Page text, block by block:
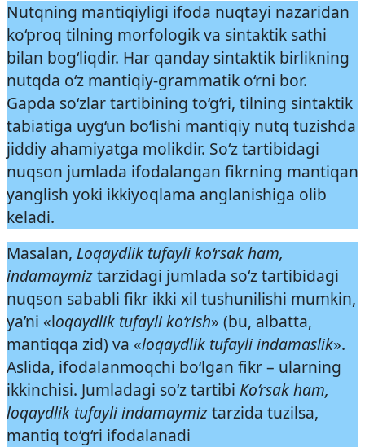
Nutqning mantiqiyligi ifoda nuqtayi nazaridan
ko‘proq tilning morfologik va sintaktik sathi
bilan bog‘liqdir. Har qanday sintaktik birlikning
nutqda o‘z mantiqiy-grammatik o‘rni bor.
Gapda so‘zlar tartibining to‘g‘ri, tilning sintaktik
tabiatiga uyg‘un bo‘lishi mantiqiy nutq tuzishda
jiddiy ahamiyatga molikdir. So‘z tartibidagi
nuqson jumlada ifodalangan fikrning mantiqan
yanglish yoki ikkiyoqlama anglanishiga olib
keladi.
Masalan, Loqaydlik tufayli ko‘rsak ham,
indamaymiztarzidagi jumlada so‘z tartibidagi
nuqson sababli fikr ikki xil tushunilishi mumkin,
ya’ni «loqaydlik tufayli ko‘rish» (bu, albatta,
mantiqqa zid) va «loqaydlik tufayli indamaslik».
Aslida, ifodalanmoqchi bo‘lgan fikr – ularning
ikkinchisi. Jumladagi so‘z tartibi Ko‘rsak ham,
loqaydlik tufayli indamaymiztarzida tuzilsa,
mantiq to‘g‘ri ifodalanadi